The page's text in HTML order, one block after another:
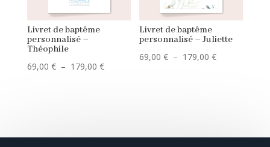
Livret de baptême
personnalisé –
Théophile
69,00 € – 179,00 €Plage
Livret de baptême
personnalisé – Juliette
69,00€ – 179,00€Plage